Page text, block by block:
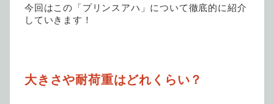
今回はこの「プリンスアハ」について徹底的に紹介
していきます！
大きさや耐荷重はどれくらい？